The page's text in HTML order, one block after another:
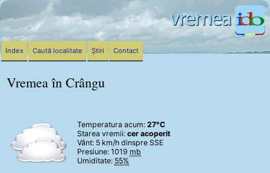
Vremea în Crângu
Temperatura acum: 27°C
Starea vremii: cer acoperit
Vânt: 5 km/h dinspre SSE
Presiune: 1019 mb
Umiditate: 55%
Index Caută localitate Știri Contact